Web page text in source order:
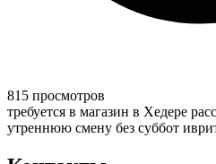
815 просмотров
требуется в магазин в Хедере
утреннюю смену без суббот